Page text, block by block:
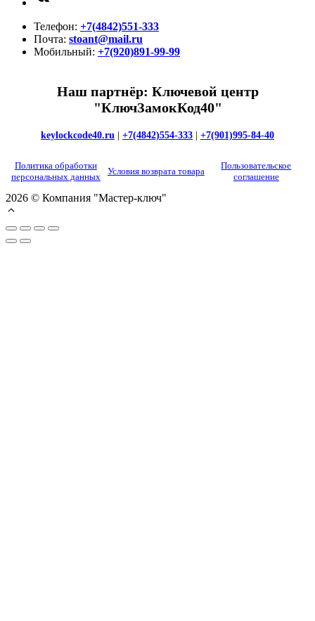
Телефон: +7(4842)551-333
Почта: stoant@mail.ru
Мобильный: +7(920)891-99-99
Наш партнёр: Ключевой центр
"КлючЗамокКод40"
keylockcode40.ru +7(4842)554-333 +7(901)995-84-40
Политика обработки
персональных данных
Условия возврата товара
Пользовательское
соглашение
2026 © Компания "Мастер-ключ"